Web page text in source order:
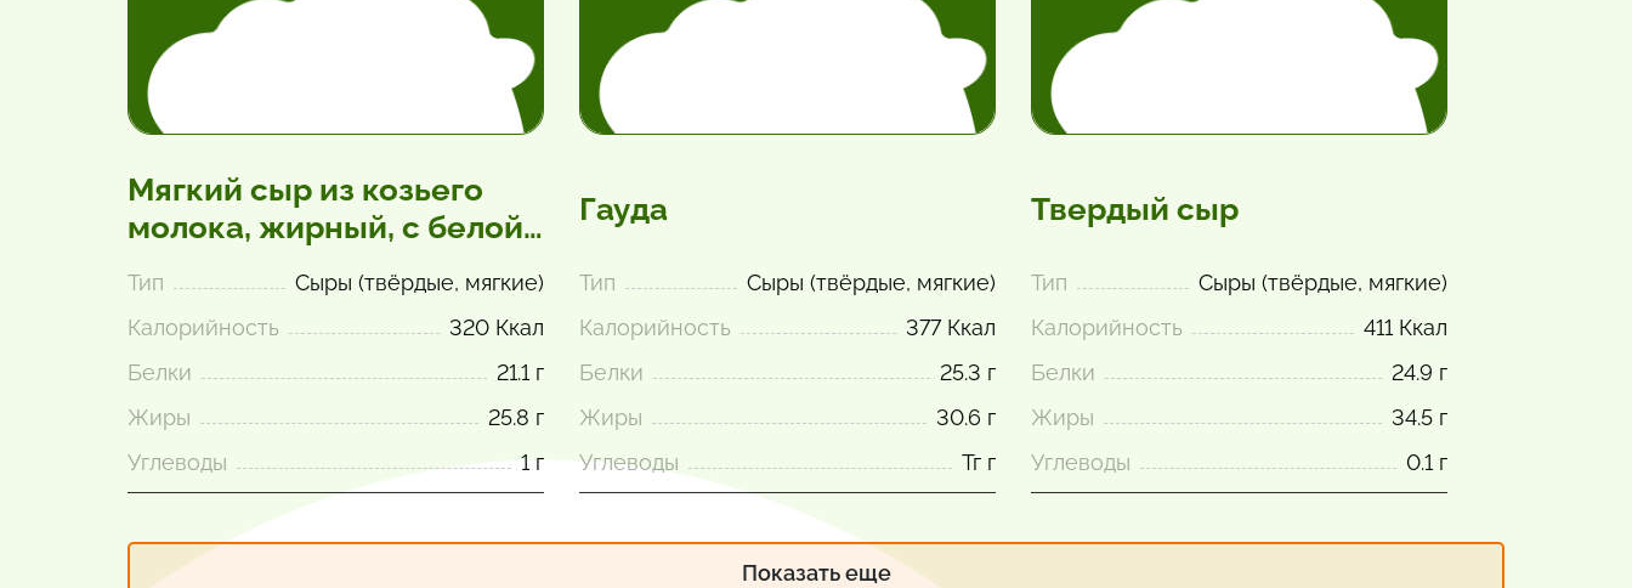
Мягкий сыр из козьего
молока, жирный, с белой
корочкой
Тип
Сыры (твёрдые, мягкие)
Калорийность
320 Ккал
Белки
21.1 г
Жиры
25.8 г
Углеводы
1 г
Гауда
Тип
Сыры (твёрдые, мягкие)
Калорийность
377 Ккал
Белки
25.3 г
Жиры
30.6 г
Углеводы
Тг г
Твердый сыр
Тип
Сыры (твёрдые, мягкие)
Калорийность
411 Ккал
Белки
24.9 г
Жиры
34.5 г
Углеводы
0.1 г
Показать еще